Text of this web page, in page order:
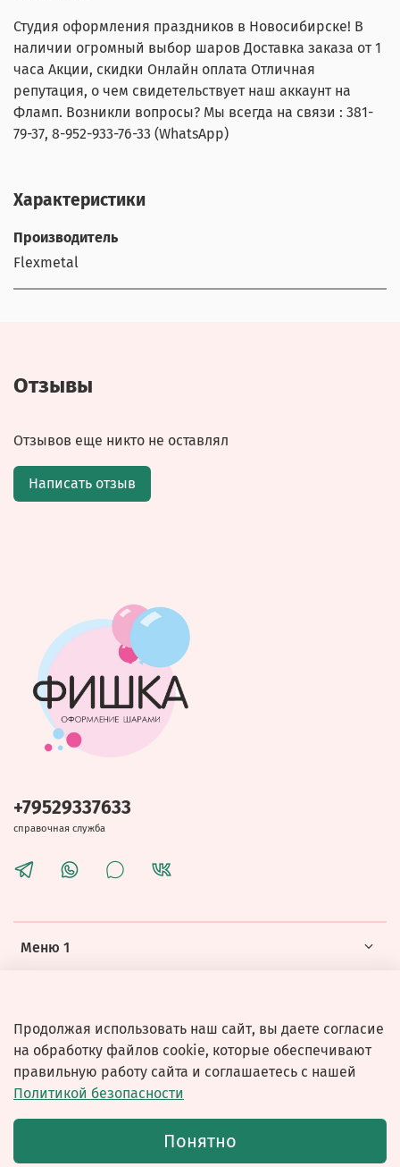
Студия оформления праздников в Новосибирске! В
наличии огромный выбор шаров Доставка заказа от 1
часа Акции, скидки Онлайн оплата Отличная
репутация, о чем свидетельствует наш аккаунт на
Фламп. Возникли вопросы? Мы всегда на связи : 381-
79-37, 8-952-933-76-33 (WhatsApp)
Характеристики
Производитель
Flexmetal
Отзывы
Отзывов еще никто не оставлял
Написать отзыв
Меню 1
+79529337633
справочная служба
© 2026 Любое использование контента без письменного
Продолжая использовать наш сайт, вы даете согласие
на обработку файлов cookie, которые обеспечивают
правильную работу сайта и соглашаетесь с нашей
Политикой безопасности
Понятно